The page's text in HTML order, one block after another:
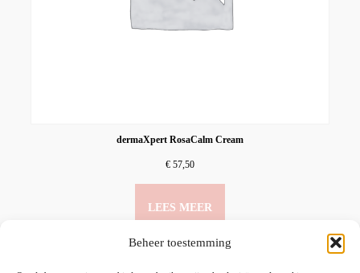
Beheer toestemming
dermaXpert RosaCalm Cream
€ 57,50
LEES MEER